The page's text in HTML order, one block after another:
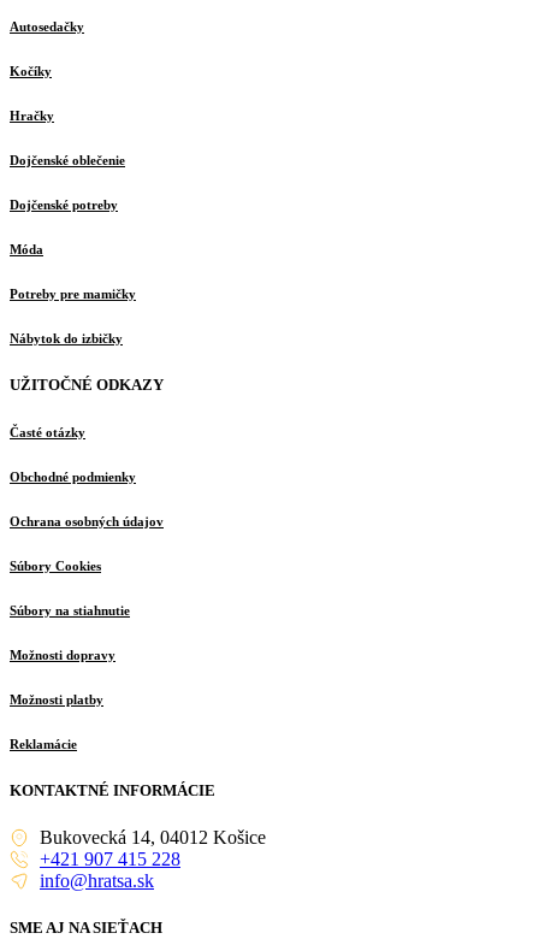
Autosedačky
Kočíky
Hračky
Dojčenské oblečenie
Dojčenské potreby
Móda
Potreby pre mamičky
Nábytok do izbičky
UŽITOČNÉ ODKAZY
Časté otázky
Obchodné podmienky
Ochrana osobných údajov
Súbory Cookies
Súbory na stiahnutie
Možnosti dopravy
Možnosti platby
Reklamácie
KONTAKTNÉ INFORMÁCIE
Bukovecká 14, 04012 Košice
+421 907 415 228
info@hratsa.sk
SME AJ NA SIEŤACH